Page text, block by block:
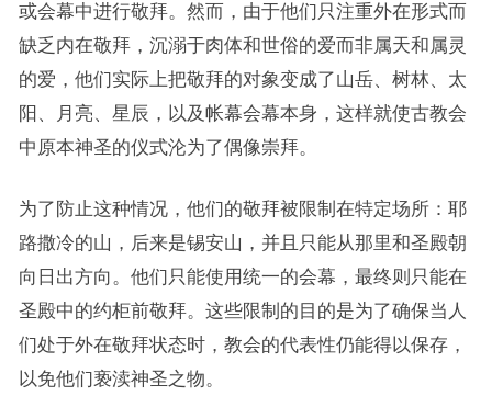
或会幕中进行敬拜。然而，由于他们只注重外在形式而
缺乏内在敬拜，沉溺于肉体和世俗的爱而非属天和属灵
的爱，他们实际上把敬拜的对象变成了山岳、树林、太
阳、月亮、星辰，以及帐幕会幕本身，这样就使古教会
中原本神圣的仪式沦为了偶像崇拜。
为了防止这种情况，他们的敬拜被限制在特定场所：耶
路撒冷的山，后来是锡安山，并且只能从那里和圣殿朝
向日出方向。他们只能使用统一的会幕，最终则只能在
圣殿中的约柜前敬拜。这些限制的目的是为了确保当人
们处于外在敬拜状态时，教会的代表性仍能得以保存，
以免他们亵渎神圣之物。